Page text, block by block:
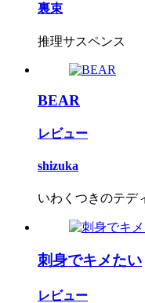
裏束
推理サスペンス
BEAR
レビュー
shizuka
いわくつきのテデ
刺身でキメたい
レビュー